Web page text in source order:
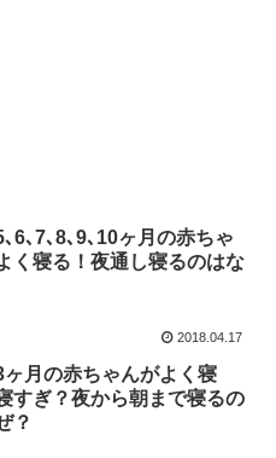
6､7､8､9､10ヶ月の赤ちゃ
く寝る！夜通し寝るのはな
2018.04.17
ヶ月の赤ちゃんがよく寝
すぎ？夜から朝まで寝るの
？